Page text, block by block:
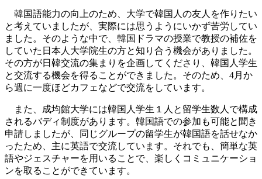
韓国語能力の向上のため、大学で韓国人の友人を作りたい
と考えていましたが、実際には思うようにいかず苦労してい
ました。そのような中で、韓国ドラマの授業で教授の補佐を
していた日本人大学院生の方と知り合う機会がありました。
その方が日韓交流の集まりを企画してくださり、韓国人学生
と交流する機会を得ることができました。そのため、4月か
ら週に一度ほどカフェなどで交流をしています。
また、成均館大学には韓国人学生１人と留学生数人で構成
されるバディ制度があります。韓国語での参加も可能と聞き
申請しましたが、同じグループの留学生が韓国語を話せなか
ったため、主に英語で交流しています。それでも、簡単な英
語やジェスチャーを用いることで、楽しくコミュニケーショ
ンを取ることができています。